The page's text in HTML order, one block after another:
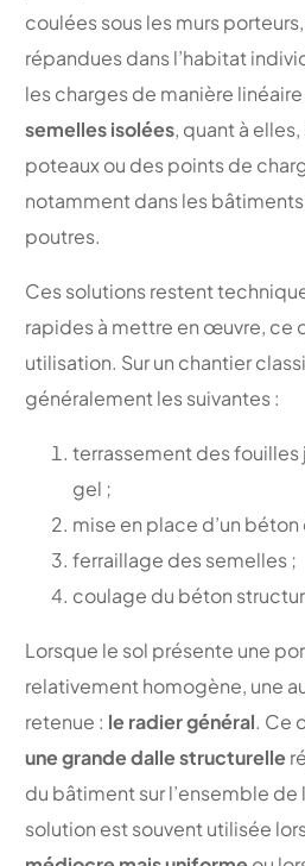
coulées sous les murs
répandues dans l’habitat
les charges de manière linéaire
semelles isolées, quant à
poteaux ou des points de
notamment dans les
poutres.
Ces solutions restent
rapides à mettre en œuvre, ce
utilisation. Sur un chantier
généralement les suivantes :
terrassement des fouilles
gel ;
mise en place d’un
ferraillage des semelles ;
coulage du béton
Lorsque le sol présente une
relativement homogène, une
retenue : le radier général. Ce
une grande dalle structurelle
du bâtiment sur l’ensemble de
solution est souvent utilisée